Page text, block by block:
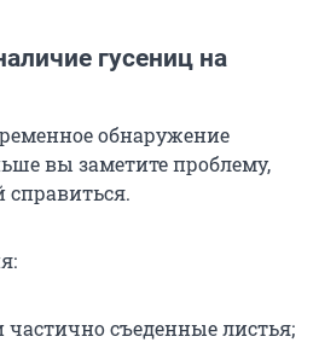
гусениц на
обнаружение
вы заметите проблему,
справиться.
съеденные листья;